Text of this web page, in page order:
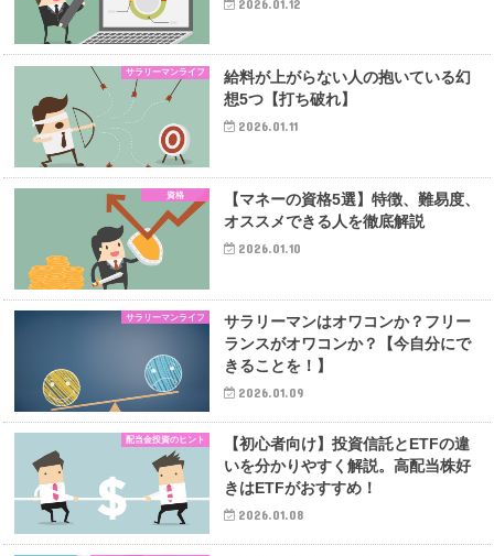
2026.01.12
サラリーマンライフ
給料が上がらない人の抱いている幻
想5つ【打ち破れ】
2026.01.11
資格
【マネーの資格5選】特徴、難易度、
オススメできる人を徹底解説
2026.01.10
サラリーマンライフ
サラリーマンはオワコンか？フリー
ランスがオワコンか？【今自分にで
きることを！】
2026.01.09
配当金投資のヒント
【初心者向け】投資信託とETFの違
いを分かりやすく解説。高配当株好
きはETFがおすすめ！
2026.01.08